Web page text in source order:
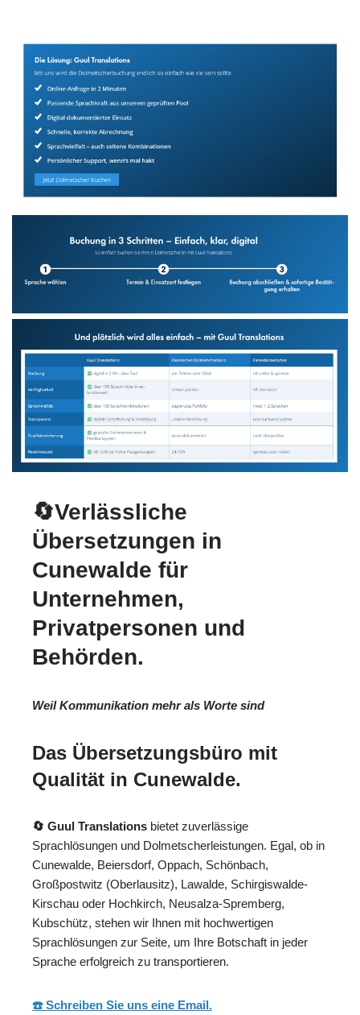
🔄Verlässliche
Übersetzungen in
Cunewalde für
Unternehmen,
Privatpersonen und
Behörden.
Weil Kommunikation mehr als Worte sind
Das Übersetzungsbüro mit
Qualität in Cunewalde.
🔄 Guul Translations bietet zuverlässige
Sprachlösungen und Dolmetscherleistungen. Egal, ob in
Cunewalde, Beiersdorf, Oppach, Schönbach,
Großpostwitz (Oberlausitz), Lawalde, Schirgiswalde-
Kirschau oder Hochkirch, Neusalza-Spremberg,
Kubschütz, stehen wir Ihnen mit hochwertigen
Sprachlösungen zur Seite, um Ihre Botschaft in jeder
Sprache erfolgreich zu transportieren.
☎️ Schreiben Sie uns eine Email.